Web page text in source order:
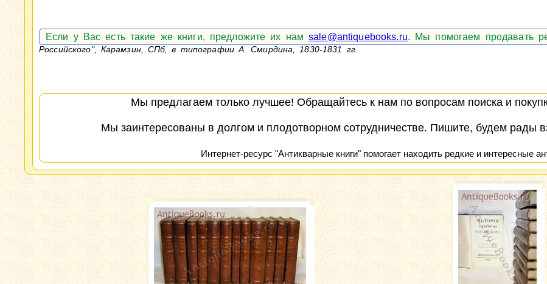
Если у Вас есть такие же книги, предложите их намsale@antiquebooks.ru. Мы помогаем продавать
Российского", Карамзин, СПб, в типографии А. Смирдина, 1830-1831 гг.
Мы предлагаем только лучшее! Обращайтесь к нам по вопросам поиска и
Мы заинтересованы в долгом и плодотворном сотрудничестве. Пишите, будем рады
Интернет-ресурс "Антикварные книги" помогает находить редкие и интересные